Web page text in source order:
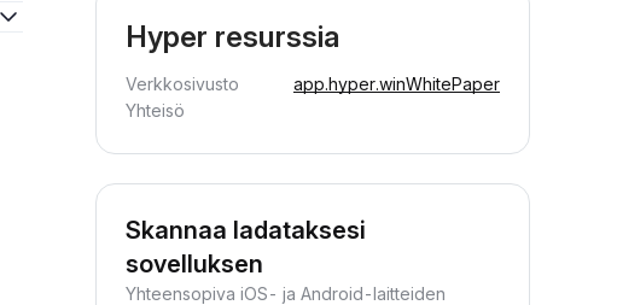
Hyper resurssia
Verkkosivusto app.hyper.winWhitePaper
Yhteisö
Skannaa ladataksesi
sovelluksen
Yhteensopiva iOS- ja Android-laitteiden